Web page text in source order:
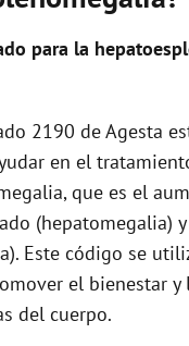
i
e
o
para la
2190 de Agesta
en el
que es el
(hepatomegalia)
Este código se
el bienestar y
del cuerpo.